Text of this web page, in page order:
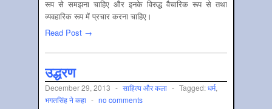
रूप से समझना चाहिए और इनके विरुद्ध वैचारिक रूप से तथा
व्यवहारिक रूप में प्रचार करना चाहिए।
Read Post →
उद्धरण
December 29, 2013 - साहित्‍य और कला - Tagged:धर्म,
भगतसिंह ने कहा - no comments